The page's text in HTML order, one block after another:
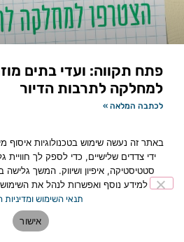
פתח תקווה: ועדי בתים
למחלקה לתרבות הדיור
לכתבה המלאה »
ידי צדדים שלישיים, כדי לספק לך חוויית
סטטיסטיקה, איפיון ושיווק. המשך
למידע נוסף ואפשרות לנהל את
תנאי השימוש ומדיניות
אישור